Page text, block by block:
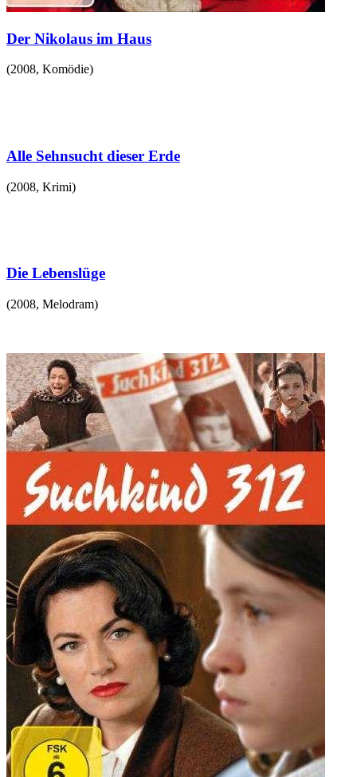
Der Nikolaus im Haus
(2008, Komödie)
Alle Sehnsucht dieser Erde
(2008, Krimi)
Die Lebenslüge
(2008, Melodram)